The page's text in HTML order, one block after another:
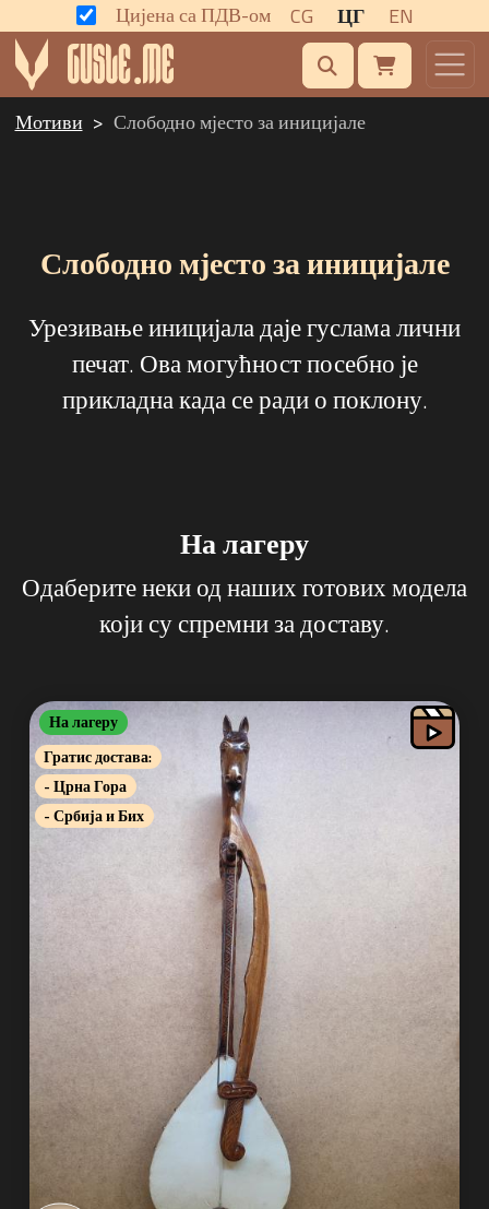
Цијена са ПДВ-ом CG ЦГ EN
Мотиви Слободно мјесто за иницијале
Слободно мјесто за иницијале
Урезивање иницијала даје гуслама лични
печат. Ова могућност посебно је
прикладна када се ради о поклону.
На лагеру
Одаберите неки од наших готових модела
који су спремни за доставу.
На лагеру
Гратис достава:
- Црна Гора
- Србија и Бих